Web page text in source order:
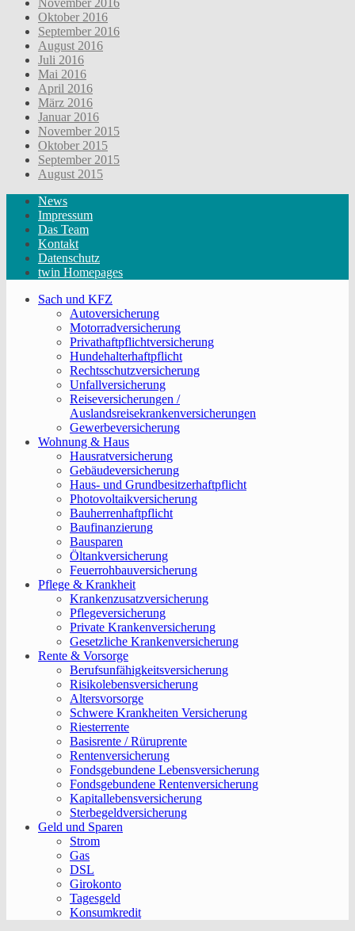
Oktober 2016
September 2016
August 2016
Juli 2016
Mai 2016
April 2016
März 2016
Januar 2016
November 2015
Oktober 2015
September 2015
August 2015
News
Impressum
Das Team
Kontakt
Datenschutz
twin Homepages
Sach und KFZ
Autoversicherung
Motorradversicherung
Privathaftpflichtversicherung
Hundehalterhaftpflicht
Rechtsschutzversicherung
Unfallversicherung
Reiseversicherungen /
Auslandsreisekrankenversicherungen
Gewerbeversicherung
Wohnung & Haus
Hausratversicherung
Gebäudeversicherung
Haus- und Grundbesitzerhaftpflicht
Photovoltaikversicherung
Bauherrenhaftpflicht
Baufinanzierung
Bausparen
Öltankversicherung
Feuerrohbauversicherung
Pflege & Krankheit
Krankenzusatzversicherung
Pflegeversicherung
Private Krankenversicherung
Gesetzliche Krankenversicherung
Rente & Vorsorge
Berufs­unfähigkeitsversicherung
Risikolebensversicherung
Altersvorsorge
Schwere Krankheiten Versicherung
Riesterrente
Basisrente / Rüruprente
Rentenversicherung
Fondsgebundene Lebensversicherung
Fondsgebundene Rentenversicherung
Kapitallebensversicherung
Sterbegeldversicherung
Geld und Sparen
Strom
Gas
DSL
Girokonto
Tagesgeld
Konsumkredit